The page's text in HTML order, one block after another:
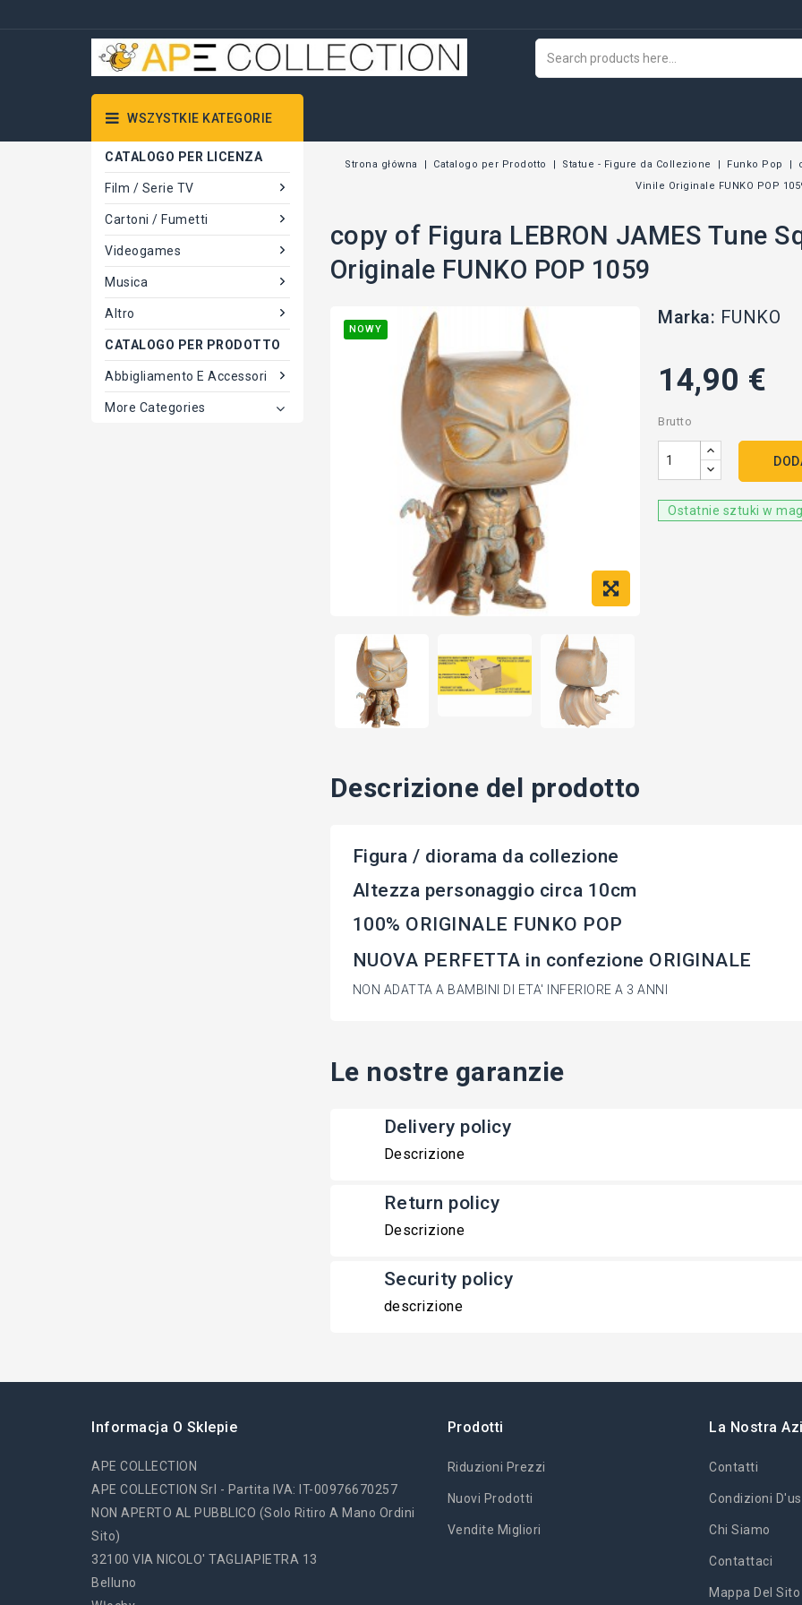
WSZYSTKIE KATEGORIE
CATALOGO PER LICENZA
Film / Serie TV
Cartoni / Fumetti
Videogames
Musica
Altro
CATALOGO PER PRODOTTO
Abbigliamento E Accessori
More Categories
Strona główna Catalogo per Prodotto Statue - Figure da Collezione Funko Pop
Vinile Originale FUNKO POP
copy of Figura LEBRON JAMES Tune
Originale FUNKO POP 1059
NOWY
Marka: FUNKO
14,90 €
Brutto
Ostatnie sztuki w
Descrizione del prodotto
Figura / diorama da collezione
Altezza personaggio circa 10cm
100% ORIGINALE FUNKO POP
NUOVA PERFETTA in confezione ORIGINALE
NON ADATTA A BAMBINI DI ETA' INFERIORE A 3 ANNI
Le nostre garanzie
Delivery policy
Descrizione
Return policy
Descrizione
Security policy
descrizione
Informacja O Sklepie
APE COLLECTION
APE COLLECTION Srl - Partita IVA: IT-00976670257
NON APERTO AL PUBBLICO (solo Ritiro A Mano Ordini
Sito)
32100 VIA NICOLO' TAGLIAPIETRA 13
Belluno
Prodotti
Riduzioni Prezzi
Nuovi Prodotti
Vendite Migliori
La Nostra
Contatti
Condizioni
Chi Siamo
Contattaci
Mappa Del Sito